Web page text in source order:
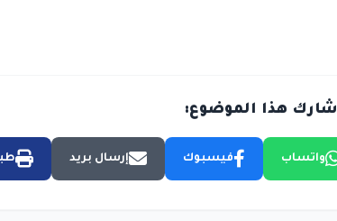
شارك هذا الموضوع:
واتساب فيسبوك إرسال بريد